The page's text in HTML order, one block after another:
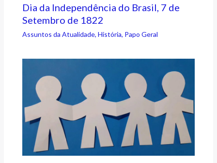
Dia da Independência do Brasil, 7 de
Setembro de 1822
Assuntos da Atualidade, História, Papo Geral